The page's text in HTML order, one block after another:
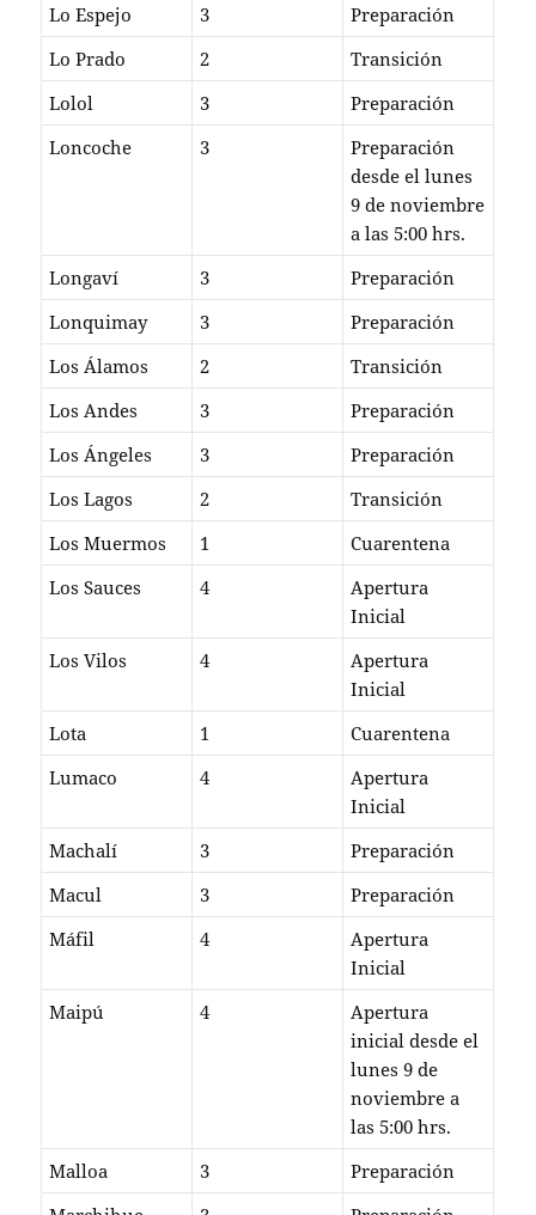
Lo Espejo
3
Preparación
Lo Prado
2
Transición
Lolol
3
Preparación
Loncoche
3
Preparación
desde el lunes
9 de noviembre
a las 5:00 hrs.
Longaví
3
Preparación
Lonquimay
3
Preparación
Los Álamos
2
Transición
Los Andes
3
Preparación
Los Ángeles
3
Preparación
Los Lagos
2
Transición
Los Muermos
1
Cuarentena
Los Sauces
4
Apertura
Inicial
Los Vilos
4
Apertura
Inicial
Lota
1
Cuarentena
Lumaco
4
Apertura
Inicial
Machalí
3
Preparación
Macul
3
Preparación
Máfil
4
Apertura
Inicial
Maipú
4
Apertura
inicial desde el
lunes 9 de
noviembre a
las 5:00 hrs.
Malloa
3
Preparación